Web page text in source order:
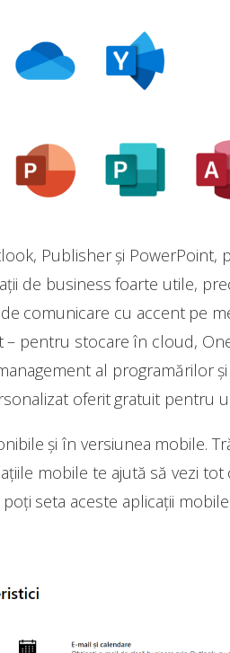
Publisher și PowerPoint,
de business foarte utile,
comunicare cu accent pe
– pentru stocare în cloud,
al programărilor
oferit gratuit pentru
și în versiunea mobile.
mobile te ajută să vezi
seta aceste aplicații